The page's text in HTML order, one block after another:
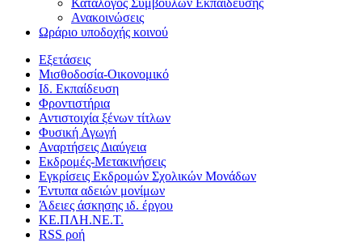
Κατάλογος Συμβούλων Εκπαίδευσης
Ανακοινώσεις
Ωράριο υποδοχής κοινού
Εξετάσεις
Μισθοδοσία-Οικονομικό
Ιδ. Εκπαίδευση
Φροντιστήρια
Αντιστοιχία ξένων τίτλων
Φυσική Αγωγή
Αναρτήσεις Διαύγεια
Εκδρομές-Μετακινήσεις
Εγκρίσεις Εκδρομών Σχολικών Μονάδων
Έντυπα αδειών μονίμων
Άδειες άσκησης ιδ. έργου
ΚΕ.ΠΛΗ.ΝΕ.Τ.
RSS ροή